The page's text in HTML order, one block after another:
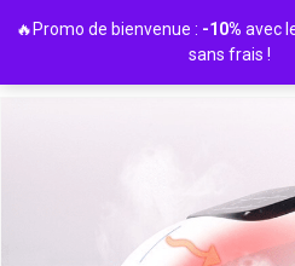
🔥Promo de bienvenue : -10% avec
sans frais !